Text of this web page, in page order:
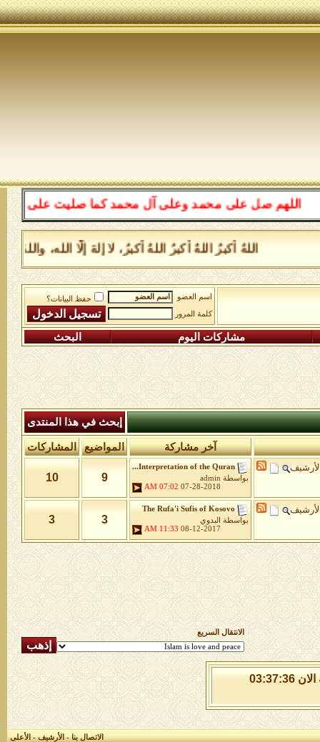
اللهم صل على محمد وعلى آل محمد كما صليت على إبراهيم
اللهُ أكبرُ اللهُ أكبرُ اللهُ أكبرُ، لا إلهَ إلَّا الله،
اسم العضو
حفظ البيانات؟
كلمة المرور
مشاركات اليوم البحث
إبحث في هذا المنتدى
آخر مشاركة المواضيع المشاركات
Interpretation of the Quran...
بواسطة admin
07-28-2018
07:02 AM
9
10
The Rufa'i Sufis of Kosovo
بواسطة
البدوي
08-12-2017
11:33 AM
3
3
الانتقال السريع
الاحد 9 من اغسطس 2026 , الساعة الان 03:37:36
الاتصال بنا-الأرشيف-الأعلى